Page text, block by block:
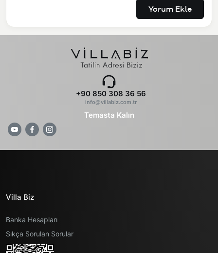
Yorum Ekle
+90 850 308 36 56
info@villabiz.com.tr
Temasta Kalın
Villa Biz
Banka Hesapları
Sıkça Sorulan Sorular